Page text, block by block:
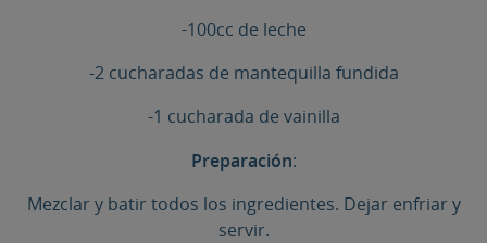
-100cc de leche
-2 cucharadas de mantequilla fundida
-1 cucharada de vainilla
Preparación:
Mezclar y batir todos los ingredientes. Dejar enfriar y
servir.